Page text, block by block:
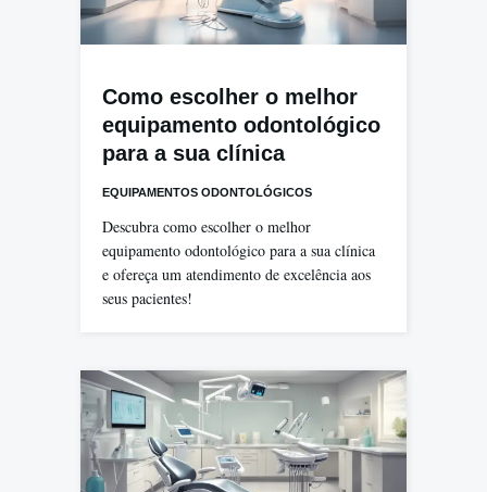
Como escolher o melhor
equipamento odontológico
para a sua clínica
EQUIPAMENTOS ODONTOLÓGICOS
Descubra como escolher o melhor
equipamento odontológico para a sua clínica
e ofereça um atendimento de excelência aos
seus pacientes!